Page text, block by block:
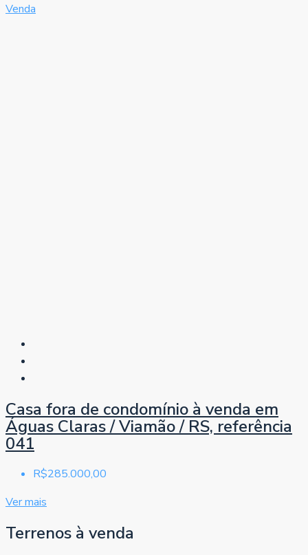
Venda
Casa fora de condomínio à venda em
Águas Claras / Viamão / RS, referência
041
R$285.000,00
Ver mais
Terrenos à venda